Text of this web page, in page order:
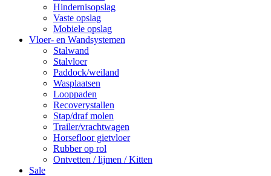
Hindernisopslag
Vaste opslag
Mobiele opslag
Vloer- en Wandsystemen
Stalwand
Stalvloer
Paddock/weiland
Wasplaatsen
Looppaden
Recoverystallen
Stap/draf molen
Trailer/vrachtwagen
Horsefloor gietvloer
Rubber op rol
Ontvetten / lijmen / Kitten
Sale